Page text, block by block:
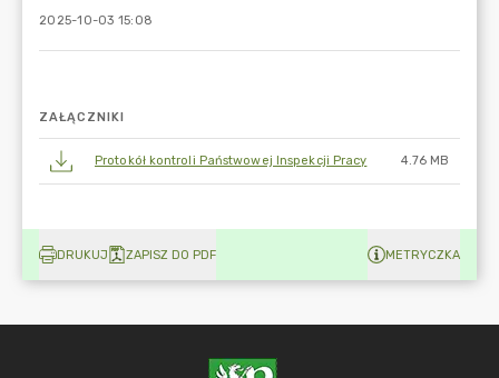
2025-10-03 15:08
ZAŁĄCZNIKI
Protokół kontroli Państwowej Inspekcji Pracy 4.76 MB
DRUKUJ ZAPISZ DO PDF METRYCZKA